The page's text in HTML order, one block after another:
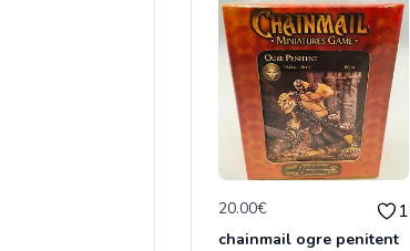
20.00€ 1
chainmail ogre penitent